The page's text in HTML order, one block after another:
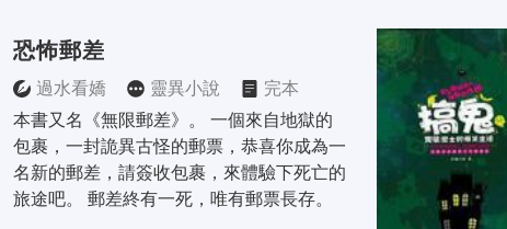
恐怖郵差
過水看嬌 靈異小說
完本
本書又名《無限郵差》。 一個來自地獄的
包裹，一封詭異古怪的郵票，恭喜你成為一
名新的郵差，請簽收包裹，來體驗下死亡的
旅途吧。 郵差終有一死，唯有郵票長存。